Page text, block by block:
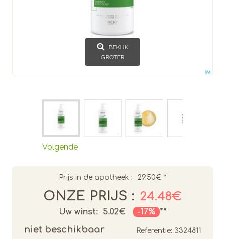
BEKIJK
GROTER
Volgende
Prijs in de apotheek : 29.50€ *
ONZE PRIJS : 24.48€
Uw winst: 5.02€ -17% **
niet beschikbaar Referentie: 3324811